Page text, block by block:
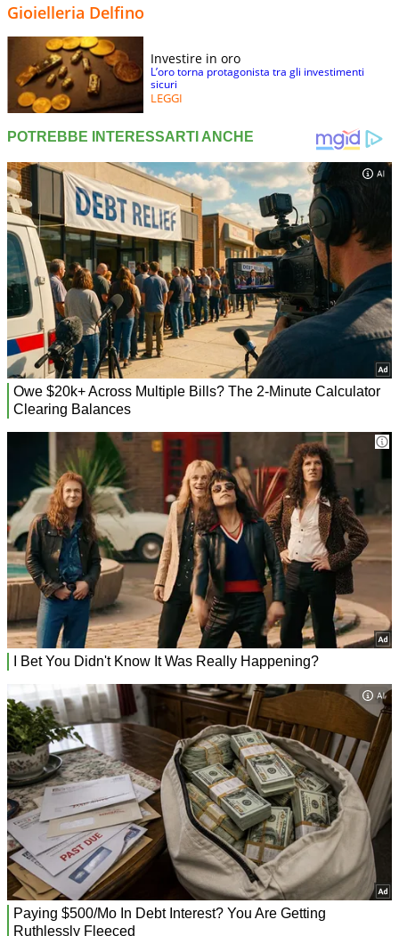
Gioielleria Delfino
Investire in oro
L’oro torna protagonista tra gli investimenti
sicuri
LEGGI